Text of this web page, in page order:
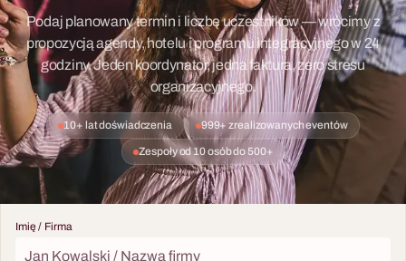
Podaj planowany termin i liczbę uczestników — wrócimy z
propozycją agendy, hotelu i programu integracyjnego w 24
godziny. Jeden koordynator, jedna faktura, zero stresu
organizacyjnego.
10+ lat doświadczenia 999+ zrealizowanych eventów
Zespoły od 10 osób do 500+
Imię / Firma